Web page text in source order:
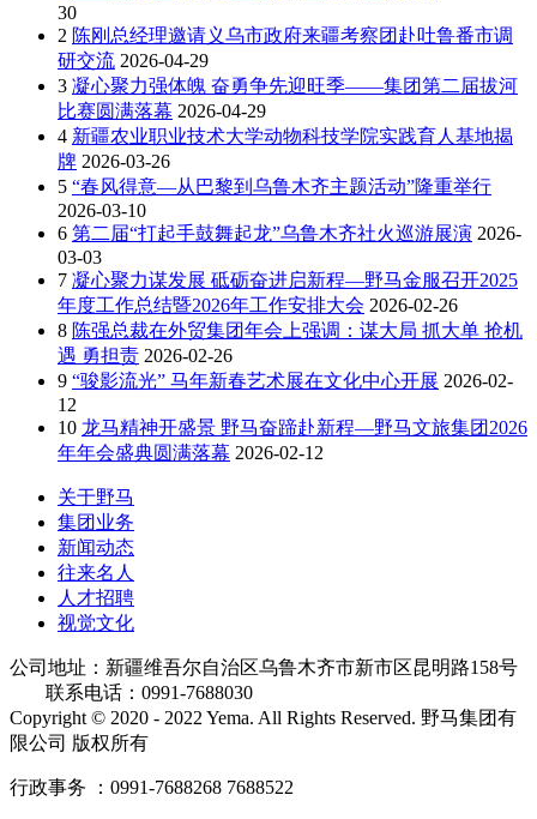
30
2 陈刚总经理邀请义乌市政府来疆考察团赴吐鲁番市调
研交流 2026-04-29
3 凝心聚力强体魄 奋勇争先迎旺季——集团第二届拔河
比赛圆满落幕 2026-04-29
4 新疆农业职业技术大学动物科技学院实践育人基地揭
牌 2026-03-26
5 “春风得意—从巴黎到乌鲁木齐主题活动”隆重举行
2026-03-10
6 第二届“打起手鼓舞起龙”乌鲁木齐社火巡游展演 2026-
03-03
7 凝心聚力谋发展 砥砺奋进启新程—野马金服召开2025
年度工作总结暨2026年工作安排大会 2026-02-26
8 陈强总裁在外贸集团年会上强调：谋大局 抓大单 抢机
遇 勇担责 2026-02-26
9 “骏影流光” 马年新春艺术展在文化中心开展 2026-02-
12
10 龙马精神开盛景 野马奋蹄赴新程—野马文旅集团2026
年年会盛典圆满落幕 2026-02-12
关于野马
集团业务
新闻动态
往来名人
人才招聘
视觉文化
公司地址：新疆维吾尔自治区乌鲁木齐市新市区昆明路158号
联系电话：0991-7688030
Copyright © 2020 - 2022 Yema. All Rights Reserved. 野马集团有
限公司 版权所有
行政事务 ：0991-7688268 7688522